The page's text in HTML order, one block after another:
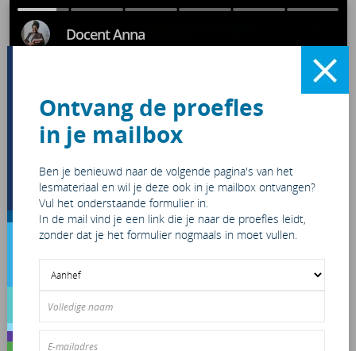
Docent Anna
#1
Ontvang de proefles
in je mailbox
Ben je benieuwd naar de volgende pagina's van het
lesmateriaal en wil je deze ook in je mailbox ontvangen?
Vul het onderstaande formulier in.
In de mail vind je een link die je naar de proefles leidt,
zonder dat je het formulier nogmaals in moet vullen.